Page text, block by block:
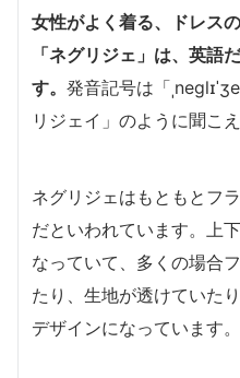
女性がよく着る、ドレス
「ネグリジェ」は、英語
す。 発音記号は「
リジェイ」のように聞こえ
ネグリジェはもともとフ
だといわれています。上
なっていて、多くの場合
たり、生地が透けていた
デザインになっています。